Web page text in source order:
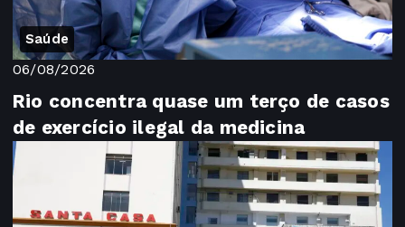
Saúde
06/08/2026
Rio concentra quase um terço de casos
de exercício ilegal da medicina